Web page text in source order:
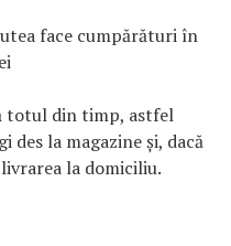
face cumpărături în
totul din timp, astfel
des la magazine și, dacă
la domiciliu.